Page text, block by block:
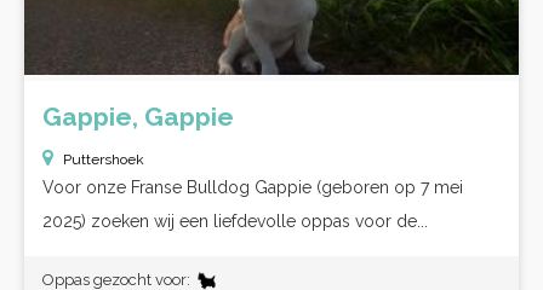
Gappie, Gappie
Puttershoek
Voor onze Franse Bulldog Gappie (geboren op 7 mei
2025) zoeken wij een liefdevolle oppas voor de...
Oppas gezocht voor: